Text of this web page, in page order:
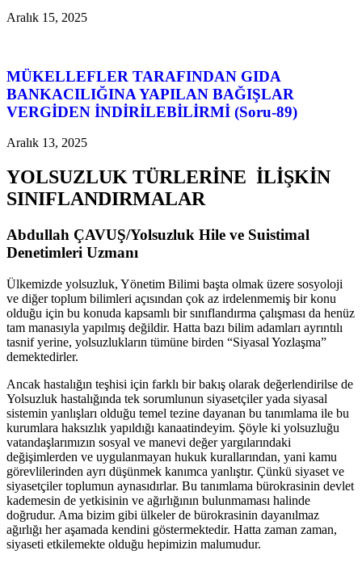
Aralık 15, 2025
MÜKELLEFLER TARAFINDAN GIDA
BANKACILIĞINA YAPILAN BAĞIŞLAR
VERGİDEN İNDİRİLEBİLİRMİ (Soru-89)
Aralık 13, 2025
YOLSUZLUK TÜRLERİNE İLİŞKİN
SINIFLANDIRMALAR
Abdullah ÇAVUŞ/Yolsuzluk Hile ve Suistimal
Denetimleri Uzmanı
Ülkemizde yolsuzluk, Yönetim Bilimi başta olmak üzere sosyoloji
ve diğer toplum bilimleri açısından çok az irdelenmemiş bir konu
olduğu için bu konuda kapsamlı bir sınıflandırma çalışması da henüz
tam manasıyla yapılmış değildir. Hatta bazı bilim adamları ayrıntılı
tasnif yerine, yolsuzlukların tümüne birden “Siyasal Yozlaşma”
demektedirler.
Ancak hastalığın teşhisi için farklı bir bakış olarak değerlendirilse de
Yolsuzluk hastalığında tek sorumlunun siyasetçiler yada siyasal
sistemin yanlışları olduğu temel tezine dayanan bu tanımlama ile bu
kurumlara haksızlık yapıldığı kanaatindeyim. Şöyle ki yolsuzluğu
vatandaşlarımızın sosyal ve manevi değer yargılarındaki
değişimlerden ve uygulanmayan hukuk kurallarından, yani kamu
görevlilerinden ayrı düşünmek kanımca yanlıştır. Çünkü siyaset ve
siyasetçiler toplumun aynasıdırlar. Bu tanımlama bürokrasinin devlet
kademesin de yetkisinin ve ağırlığının bulunmaması halinde
doğrudur. Ama bizim gibi ülkeler de bürokrasinin dayanılmaz
ağırlığı her aşamada kendini göstermektedir. Hatta zaman zaman,
siyaseti etkilemekte olduğu hepimizin malumudur.